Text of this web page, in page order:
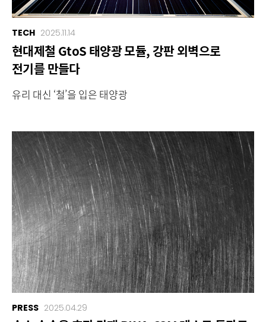
TECH 2025.11.14
현대제철 GtoS 태양광 모듈, 강판 외벽으로
전기를 만들다
유리 대신 ‘철’을 입은 태양광
PRESS 2025.04.29